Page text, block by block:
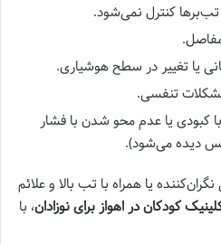
تب‌برها کنترل نمی‌شود.
یا تغییر در سطح هوشیاری.
تنفسی.
کبودی یا عدم محو شدن با فشار
دیده می‌شود).
یا همراه با تب بالا و علائم
کودکان در اهواز برای نوزادان، با